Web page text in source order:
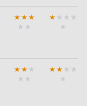
★ ★ ★
★ ★
★ ★ ★ ★
★
★ ★ ★
★ ★
★ ★ ★ ★
★